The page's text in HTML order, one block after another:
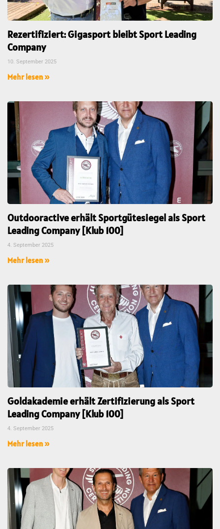
Rezertifiziert: Gigasport bleibt Sport Leading
Company
10. September 2025
Mehr lesen »
Outdooractive erhält Sportgütesiegel als Sport
Leading Company [Klub 100]
4. September 2025
Mehr lesen »
Goldakademie erhält Zertifizierung als Sport
Leading Company [Klub 100]
4. September 2025
Mehr lesen »